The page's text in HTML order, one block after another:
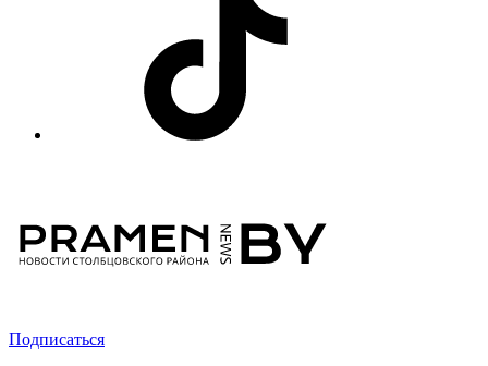
Подписаться